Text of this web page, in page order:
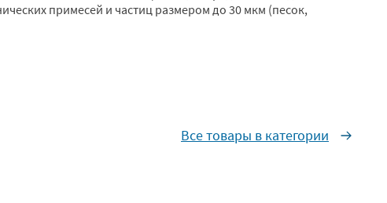
примесей и частиц размером до 30 мкм (песок,
Все товары в категории